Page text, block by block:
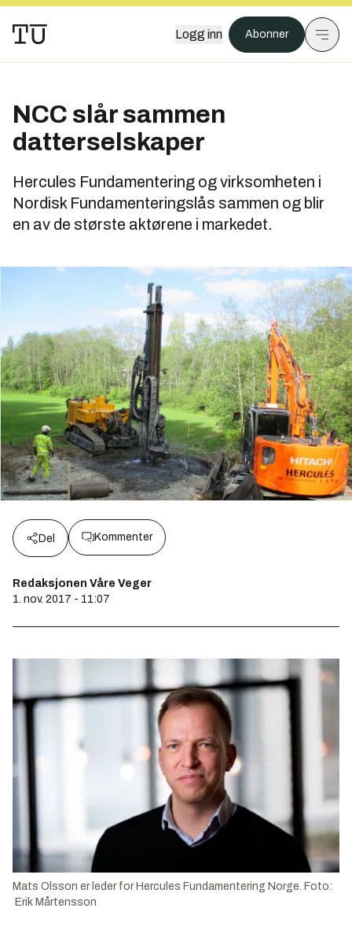
Logg inn Abonner
NCC slår sammen
datterselskaper
Hercules Fundamentering og virksomheten i
Nordisk Fundamenteringslås sammen og blir
en av de største aktørene i markedet.
Del Kommenter
Redaksjonen Våre Veger
1. nov. 2017 - 11:07
Mats Olsson er leder for Hercules Fundamentering Norge. Foto:
Erik Mårtensson